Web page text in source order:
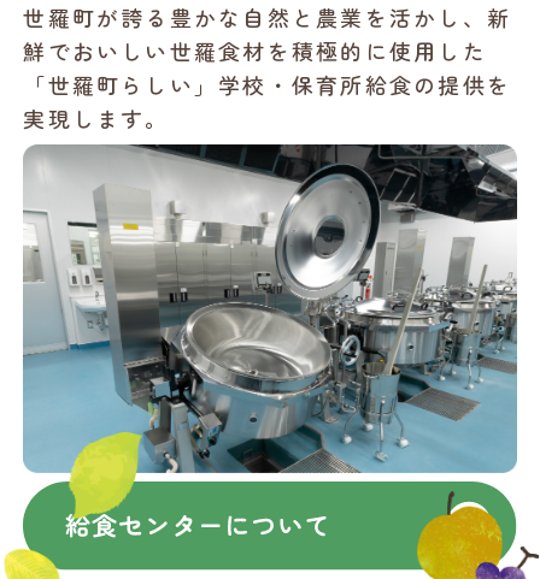
世羅町が誇る豊かな自然と農業を活かし、新
鮮でおいしい世羅食材を積極的に使用した
「世羅町らしい」学校・保育所給食の提供を
実現します。